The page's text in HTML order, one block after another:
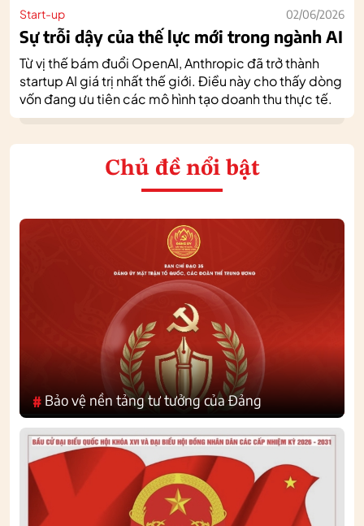
Start-up 02/06/2026
Sự trỗi dậy của thế lực mới trong ngành AI
Từ vị thế bám đuổi OpenAI, Anthropic đã trở thành
startup AI giá trị nhất thế giới. Điều này cho thấy dòng
vốn đang ưu tiên các mô hình tạo doanh thu thực tế.
Chủ đề nổi bật
# Bảo vệ nền tảng tư tưởng của Đảng